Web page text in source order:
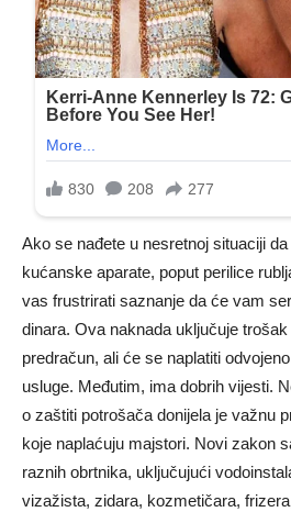
Ako se nađete u nesretnoj situaciji
kućanske aparate, poput perilice
vas frustrirati saznanje da će vam
dinara. Ova naknada uključuje
predračun, ali će se naplatiti
usluge. Međutim, ima dobrih vijesti.
o zaštiti potrošača donijela je važnu
koje naplaćuju majstori. Novi zakon
raznih obrtnika, uključujući
vizažista, zidara, kozmetičara,